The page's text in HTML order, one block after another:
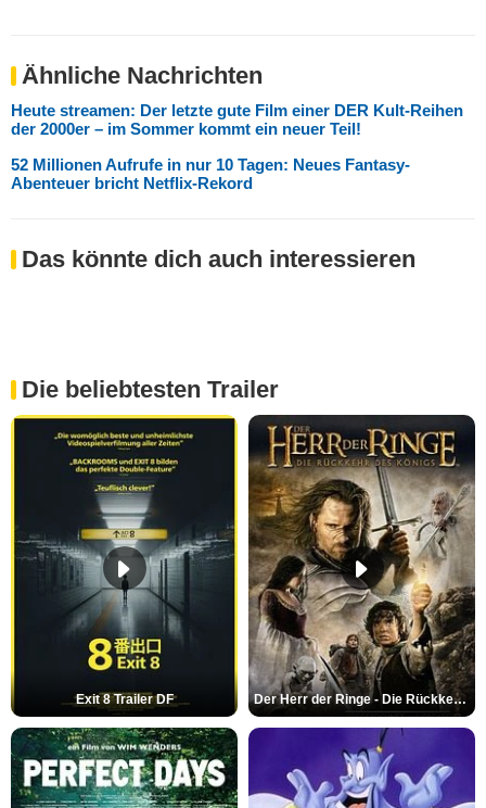
Ähnliche Nachrichten
Heute streamen: Der letzte gute Film einer DER Kult-Reihen
der 2000er – im Sommer kommt ein neuer Teil!
52 Millionen Aufrufe in nur 10 Tagen: Neues Fantasy-
Abenteuer bricht Netflix-Rekord
Das könnte dich auch interessieren
Die beliebtesten Trailer
Exit 8 Trailer DF Der Herr der Ringe - Die Rückkehr des Königs Trailer OV